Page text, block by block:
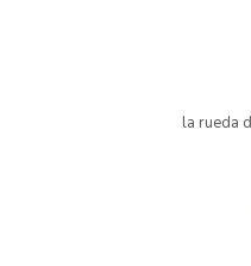
la rueda